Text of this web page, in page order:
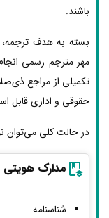
باشند.
بسته به هدف
مهر مترجم رسمی
تکمیلی از مراجع
حقوقی و اداری قابل
در حالت کلی می‌توان
مدارک هویتی
شناسنامه